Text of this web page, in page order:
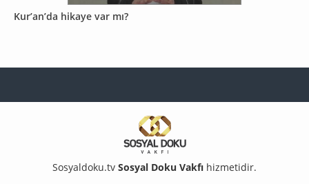
Kur’an’da hikaye var mı?
Sosyaldoku.tv Sosyal Doku Vakfı hizmetidir.